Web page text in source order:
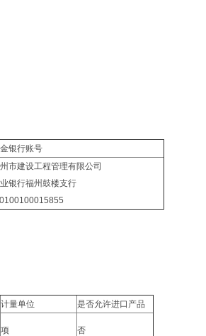
银行账号
市建设工程管理有限公司
银行福州鼓楼支行
计量单位 是否允许进口产品
项 否